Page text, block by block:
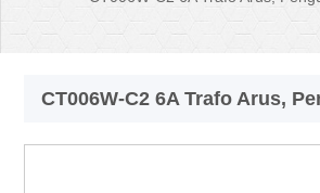
CT006W-C2 6A Trafo Arus,